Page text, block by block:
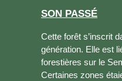
SON PASSÉ
Cette forêt s’inscrit
génération. Elle est
forestières sur le
Certaines zones